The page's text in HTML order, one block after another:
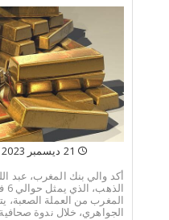
أكد والي بنك المغرب، عبد
المغرب من العملة الصعبة،
الجواهري، خلال ندوة